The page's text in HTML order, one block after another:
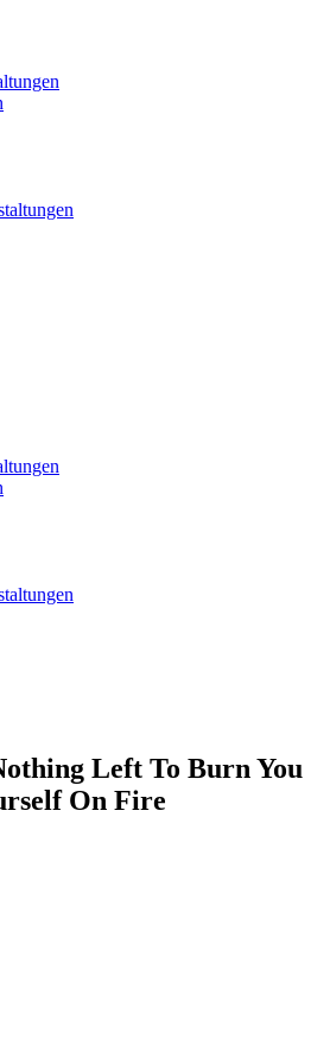
Left To Burn You
On Fire